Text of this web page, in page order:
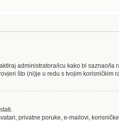
administratora/icu kako bi saznao/la
što (ni)je u redu s tvojim korisničkim
privatne poruke, e-mailovi, korisničke